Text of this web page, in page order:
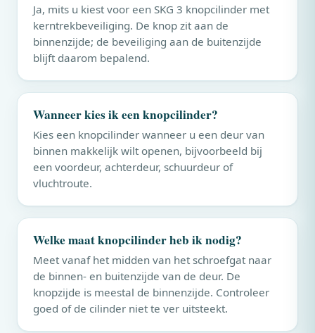
Ja, mits u kiest voor een SKG 3 knopcilinder met
kerntrekbeveiliging. De knop zit aan de
binnenzijde; de beveiliging aan de buitenzijde
blijft daarom bepalend.
Wanneer kies ik een knopcilinder?
Kies een knopcilinder wanneer u een deur van
binnen makkelijk wilt openen, bijvoorbeeld bij
een voordeur, achterdeur, schuurdeur of
vluchtroute.
Welke maat knopcilinder heb ik nodig?
Meet vanaf het midden van het schroefgat naar
de binnen- en buitenzijde van de deur. De
knopzijde is meestal de binnenzijde. Controleer
goed of de cilinder niet te ver uitsteekt.